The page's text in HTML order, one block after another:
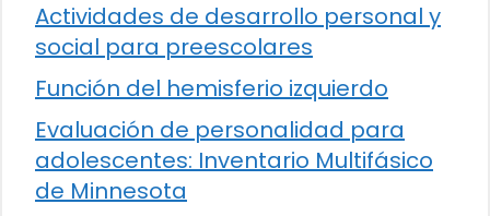
Actividades de desarrollo personal y
social para preescolares
Función del hemisferio izquierdo
Evaluación de personalidad para
adolescentes: Inventario Multifásico
de Minnesota